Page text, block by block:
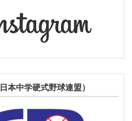
本中学硬式野球連盟）